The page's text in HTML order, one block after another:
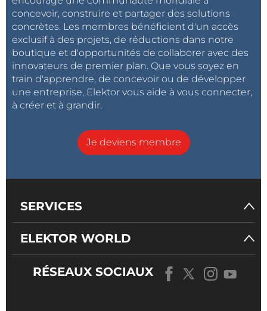
concevoir, construire et partager des solutions
concrètes. Les membres bénéficient d'un accès
exclusif à des projets, de réductions dans notre
boutique et d'opportunités de collaborer avec des
innovateurs de premier plan. Que vous soyez en
train d'apprendre, de concevoir ou de développer
une entreprise, Elektor vous aide à vous connecter,
à créer et à grandir.
Je deviens membre
SERVICES
ELEKTOR WORLD
RÉSEAUX SOCIAUX